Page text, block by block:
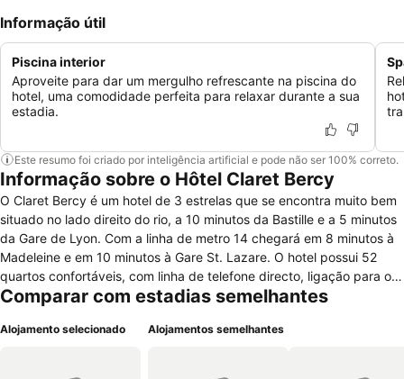
Informação útil
Piscina interior
Aproveite para dar um mergulho refrescante na piscina do
hotel, uma comodidade perfeita para relaxar durante a sua
estadia.
Este resumo foi criado por inteligência artificial e pode não ser 100% correto.
Informação sobre o Hôtel Claret Bercy
O Claret Bercy é um hotel de 3 estrelas que se encontra muito bem
situado no lado direito do rio, a 10 minutos da Bastille e a 5 minutos
da Gare de Lyon. Com a linha de metro 14 chegará em 8 minutos à
Madeleine e em 10 minutos à Gare St. Lazare. O hotel possui 52
quartos confortáveis, com linha de telefone directo, ligação para o
seu computador, televisão, banheira e duche. Pode desfrutar do
do século XVIII. Os quartos de diferentes escalões, estão
Comparar com estadias semelhantes
Alojamento selecionado Alojamentos semelhantes